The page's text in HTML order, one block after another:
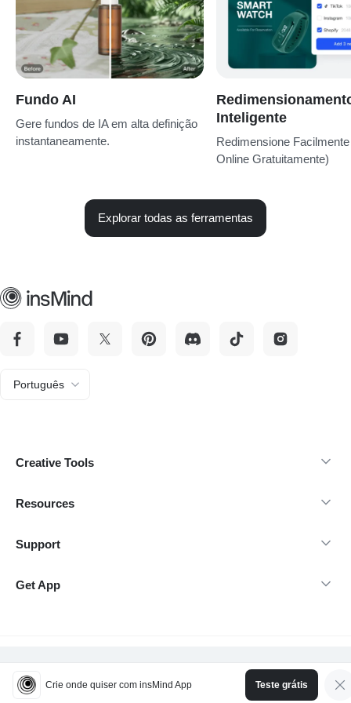
Fundo AI
Gere fundos de IA em alta definição
instantaneamente.
Inteligente
Redimensione
Online Gratuitamente)
Explorar todas as ferramentas
Português
Creative Tools
Resources
Support
Get App
Direitos autorais 2026 insMind-Todos os direitos reservados.
Crie onde quiser com insMind App Teste grátis